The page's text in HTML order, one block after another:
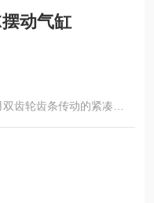
动气缸
齿轮齿条传动的紧凑型摆
角度 0°-270° 可调，以双
T 款带弹簧制动机构防负